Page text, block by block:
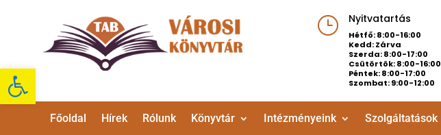
Eszköztár megnyitása
} Nyitvatartás
Hétfő: 8:00-16:00
Kedd: Zárva
Szerda: 8:00-17:00
Csütörtök: 8:00-16:00
Péntek: 8:00-17:00
Szombat: 9:00-12:00
Főoldal Hírek Rólunk Könyvtár Intézményeink Szolgáltatások